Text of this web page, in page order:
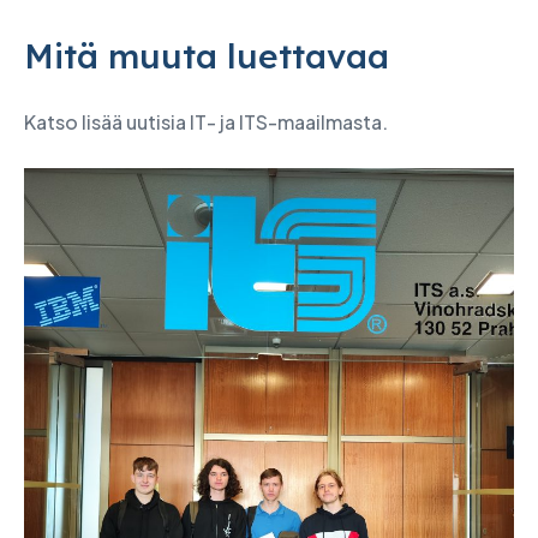
Mitä muuta luettavaa
Katso lisää uutisia IT- ja ITS-maailmasta.